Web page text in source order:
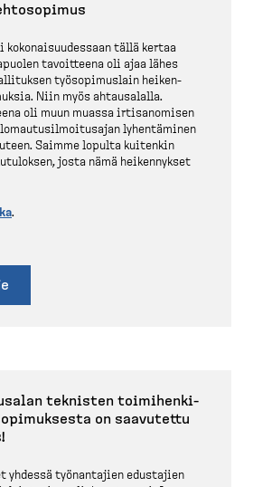
kokonai­suu­dessaan tällä kertaa
tavoitteena oli ajaa lähes
työsopi­muslain heiken­
Niin myös ahtausalalla.
oli muun muassa irtisa­nomisen
lyhentäminen
Saimme lopulta kuitenkin
josta nämä heiken­nykset
.
teknisten toimihen­ki­
on saavutettu
yhdessä työnan­tajien edustajien